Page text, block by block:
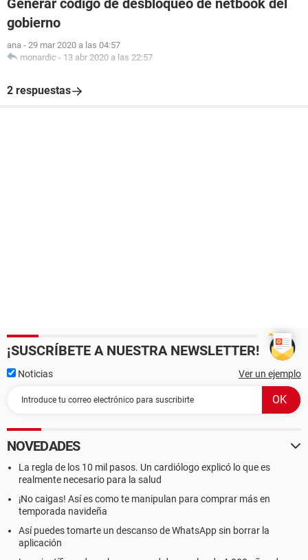
Generar código de desbloqueo de netbook del
gobierno
ana - 29 mar 2020 a las 04:57
monardic - 13 abr 2020 a las 22:57
2 respuestas
¡SUSCRÍBETE A NUESTRA NEWSLETTER!
Noticias Ver un ejemplo
NOVEDADES
La regla de los 10 mil pasos. Un cardiólogo explicó lo que es
realmente necesario para la salud
¡No caigas! Así es como te manipulan para comprar más en
temporada navideña
Así puedes tomarte un descanso de WhatsApp sin borrar la
aplicación